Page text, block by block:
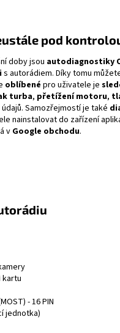
pod
doby jsou autodiagnostiky
s autorádiem. Díky tomu
oblíbené pro uživatele je
turba, přetížení motoru,
Samozřejmostí je také
nainstalovat do zařízení
v Google obchodu.
kartu
- 16 PIN
jednotka)